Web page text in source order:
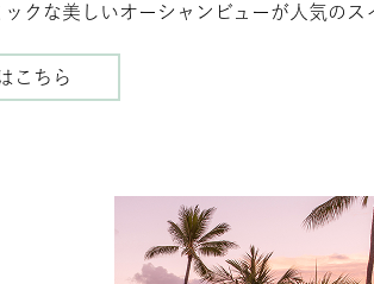
ックな美しいオーシャンビューが人気のス
こちら
洗